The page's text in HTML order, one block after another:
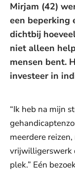
Mirjam (42)
een beperking
dichtbij
niet alleen
mensen bent.
investeer in
“Ik heb na mijn
meerdere
vrijwilligerswerk
plek.” Eén